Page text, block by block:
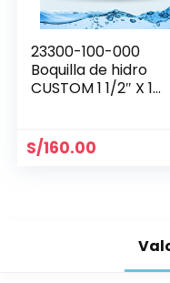
23300-100-000
Boquilla de hidro
CUSTOM 1 1/2″ X 1
S/160.00